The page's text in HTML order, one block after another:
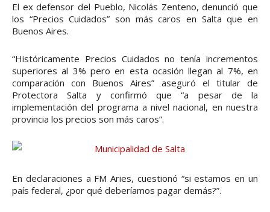
El ex defensor del Pueblo, Nicolás Zenteno, denunció que
los “Precios Cuidados” son más caros en Salta que en
Buenos Aires.
“Históricamente Precios Cuidados no tenía incrementos
superiores al 3% pero en esta ocasión llegan al 7%, en
comparación con Buenos Aires” aseguró el titular de
Protectora Salta y confirmó que “a pesar de la
implementación del programa a nivel nacional, en nuestra
provincia los precios son más caros”.
En declaraciones a FM Aries, cuestionó “si estamos en un
país federal, ¿por qué deberíamos pagar demás?”.